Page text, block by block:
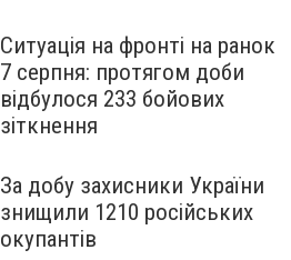
Ситуація на фронті на ранок
7 серпня: протягом доби
відбулося 233 бойових
зіткнення
За добу захисники України
знищили 1210 російських
окупантів